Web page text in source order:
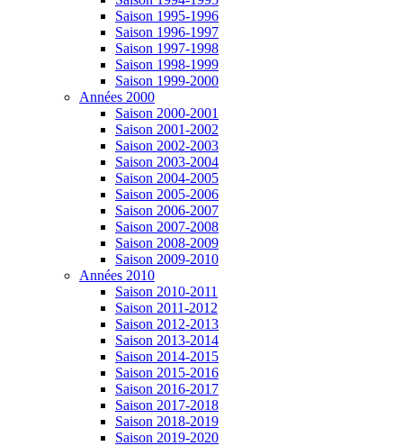
Saison 1995-1996
Saison 1996-1997
Saison 1997-1998
Saison 1998-1999
Saison 1999-2000
Années 2000
Saison 2000-2001
Saison 2001-2002
Saison 2002-2003
Saison 2003-2004
Saison 2004-2005
Saison 2005-2006
Saison 2006-2007
Saison 2007-2008
Saison 2008-2009
Saison 2009-2010
Années 2010
Saison 2010-2011
Saison 2011-2012
Saison 2012-2013
Saison 2013-2014
Saison 2014-2015
Saison 2015-2016
Saison 2016-2017
Saison 2017-2018
Saison 2018-2019
Saison 2019-2020